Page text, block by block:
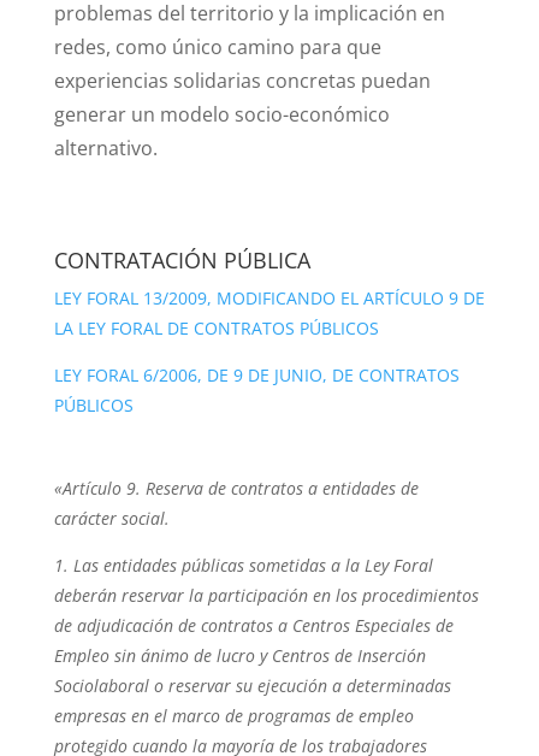
problemas del territorio y la implicación en
redes, como único camino para que
experiencias solidarias concretas puedan
generar un modelo socio-económico
alternativo.
CONTRATACIÓN PÚBLICA
LEY FORAL 13/2009, MODIFICANDO EL ARTÍCULO 9 DE
LA LEY FORAL DE CONTRATOS PÚBLICOS
LEY FORAL 6/2006, DE 9 DE JUNIO, DE CONTRATOS
PÚBLICOS
«Artículo 9. Reserva de contratos a entidades de
carácter social.
1. Las entidades públicas sometidas a la Ley Foral
deberán reservar la participación en los procedimientos
de adjudicación de contratos a Centros Especiales de
Empleo sin ánimo de lucro y Centros de Inserción
Sociolaboral o reservar su ejecución a determinadas
empresas en el marco de programas de empleo
protegido cuando la mayoría de los trabajadores